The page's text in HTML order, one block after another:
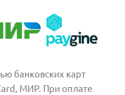
банковских карт
МИР. При оплате